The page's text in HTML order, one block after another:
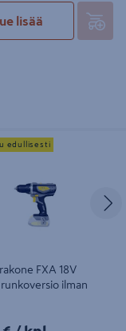
lisää
FXA 18V XCLICK
ilman akkua
FXA 18V
runkoversio ilman
kpl
edullisesti